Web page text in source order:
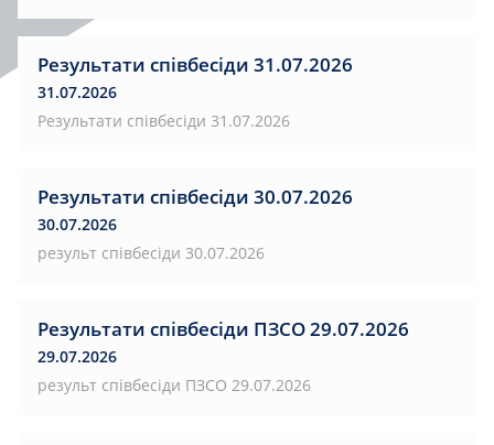
Результати співбесіди 31.07.2026
31.07.2026
Результати співбесіди 31.07.2026
Результати співбесіди 30.07.2026
30.07.2026
результ співбесіди 30.07.2026
Результати співбесіди ПЗСО 29.07.2026
29.07.2026
результ співбесіди ПЗСО 29.07.2026